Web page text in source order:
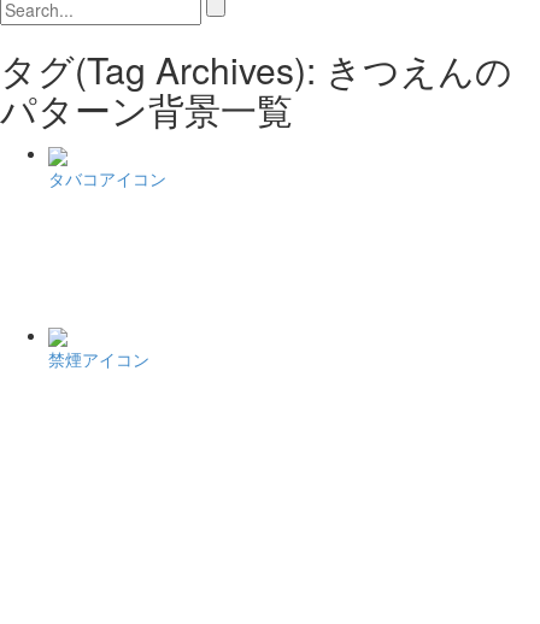
タグ(Tag Archives): きつえんの
パターン背景一覧
タバコアイコン
禁煙アイコン